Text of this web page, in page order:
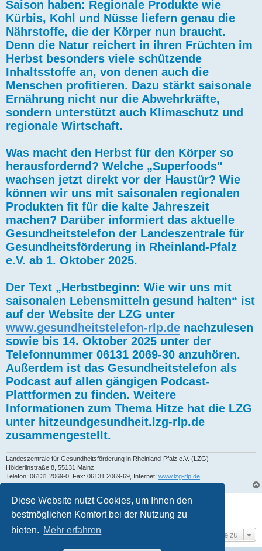
Diese Website nutzt Cookies, um Ihnen den
bestmöglichen Komfort bei der Nutzung zu
bieten. Mehr erfahren
Saison haben: Regionale Produkte wie
Kürbis, Kohl und Nüsse liefern genau die
Nährstoffe, die der Körper nun braucht.
Denn die Natur reichert in ihren Früchten im
Herbst besonders viele schützende
Inhaltsstoffe an, von denen auch die
Menschen profitieren. Dazu stärkt saisonale
Ernährung nicht nur die Abwehrkräfte,
sondern unterstützt auch Klimaschutz und
regionale Wirtschaft.
Was macht den Herbst für den Körper so
herausfordernd? Welche „Superfoods"
wachsen jetzt direkt vor der Haustür? Wie
können wir uns mit saisonalen regionalen
Produkten fit für die kalte Jahreszeit
machen? Darüber informiert das aktuelle
Gesundheitstelefon der Landeszentrale für
Gesundheitsförderung in Rheinland-Pfalz
e.V. ab 1. Oktober 2025.
Der Text „Herbstbeginn: Wie wir uns mit
saisonalen Lebensmitteln gesund halten“ ist
auf der Website der LZG unter
www.gesundheitstelefon-rlp.de nachzulesen
sowie bis 14. Oktober 2025 unter der
Telefonnummer 06131 2069-30 anzuhören.
Außerdem ist das Gesundheitstelefon als
Podcast auf allen gängigen Podcast-
Plattformen zu finden. Weitere
Informationen zum Thema Hitze hat die LZG
unter hitzeundgesundheit.lzg-rlp.de
zusammengestellt.
Landeszentrale für Gesundheitsförderung in Rheinland-Pfalz e.V. (LZG)
Hölderlinstraße 8, 55131 Mainz
Telefon: 06131 2069-0, Fax: 06131 2069-69, Internet: www.lzg-rlp.de
Antworten
1 Beitrag • Seite1 von1
Gehe zu